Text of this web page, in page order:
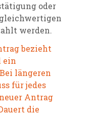
oder
werden.
bezieht
ein
längeren
für jedes
Antrag
die